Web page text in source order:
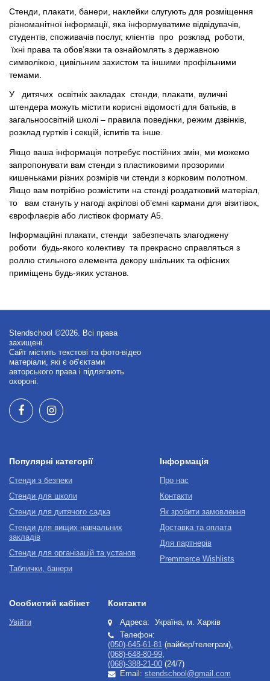
Стенди, плакати, банери, наклейки слугують для розміщення
різноманітної інформації, яка інформуватиме відвідувачів,
студентів, споживачів послуг, клієнтів про розклад роботи,
їхні права та обов’язки та ознайомлять з державною
символікою, цивільним захистом та іншими профільними
темами.
У дитячих освітніх закладах стенди, плакати, вуличні
штендера можуть містити корисні відомості для батьків, в
загальноосвітній школі – правила поведінки, режим дзвінків,
розклад гуртків і секцій, іспитів та інше.
Якщо ваша інформація потребує постійних змін, ми можемо
запропонувати вам стенди з пластиковими прозорими
кишеньками різних розмірів чи стенди з корковим полотном.
Якщо вам потрібно розмістити на стенді роздатковий матеріал,
то вам стануть у нагоді акрілові об’ємні кармани для візитівок,
єврофлаєрів або листівок формату А5.
Інформаційні плакати, стенди забезпечать злагоджену
роботи будь-якого колективу та прекрасно справляться з
роллю стильного елемента декору шкільних та офісних
приміщень будь-яких установ.
Stendschool ©2026. Всі права
захищені.
Сайт містить текстові та фото-відео
матеріали, які є об’єктами
авторського права і підлягають
охороні.
Популярні категорії
Стенди з безпеки
Стенди для школи
Стенди для дитячого садка
Стенди для вищих навчальних
закладів
Стенди для організацій та установ
Таблички, банери
Інформація
Про нас
Контакти
Як зробити замовлення
Доставка та оплата
Для партнерів
Premmerce Wishlists
Особистий кабінет
Увійти
Контакти
Адреса:
Україна, м. Харків
Телефон:
(050)-645-61-81 (вайбер/телеграм),
(068)-648-80-99,
(068)-388-21-00 (24/7)
Email: stendschool@gmail.com